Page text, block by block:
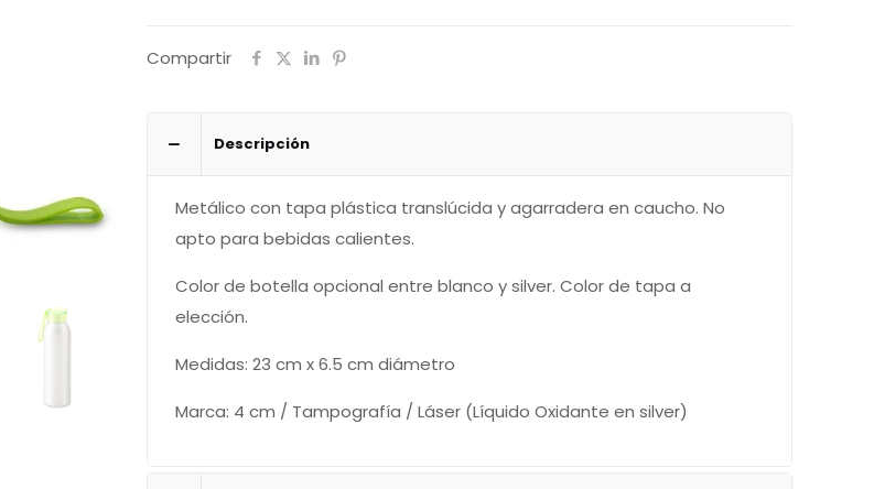
Compartir
Descripción
Metálico con tapa plástica translúcida y agarradera en caucho. No
apto para bebidas calientes.
Color de botella opcional entre blanco y silver. Color de tapa a
elección.
Medidas: 23 cm x 6.5 cm diámetro
Marca: 4 cm / Tampografía / Láser (Líquido Oxidante en silver)